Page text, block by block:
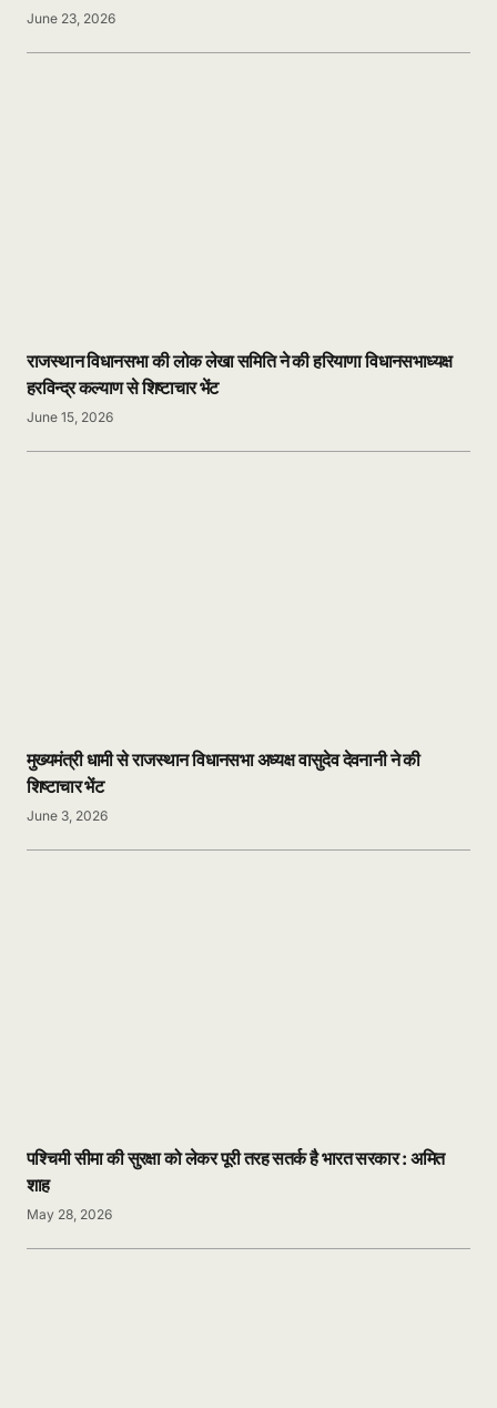
June 23, 2026
राजस्थान विधानसभा की लोक लेखा समिति ने की हरियाणा विधानसभाध्यक्ष
हरविन्द्र कल्याण से शिष्टाचार भेंट
June 15, 2026
मुख्यमंत्री धामी से राजस्थान विधानसभा अध्यक्ष वासुदेव देवनानी ने की
शिष्टाचार भेंट
June 3, 2026
पश्चिमी सीमा की सुरक्षा को लेकर पूरी तरह सतर्क है भारत सरकार : अमित
शाह
May 28, 2026